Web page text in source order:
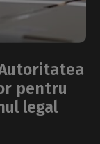
pentru
legal